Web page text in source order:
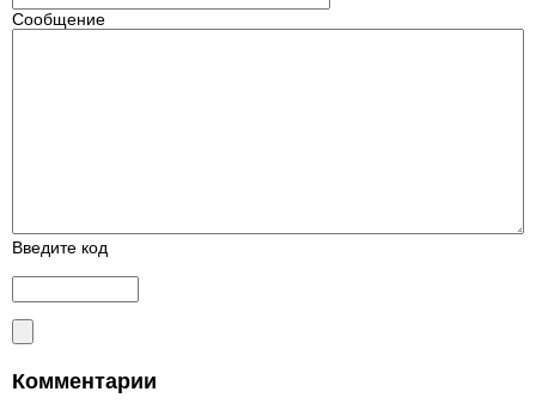
Сообщение
Введите код
Комментарии